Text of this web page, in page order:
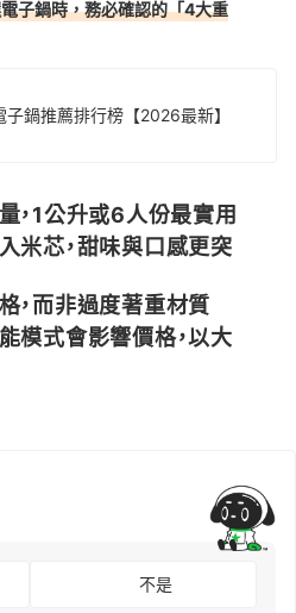
子鍋時，務必確認的「4大重
鍋推薦排行榜【2026最新】
，1公升或6人份最實用
米芯，甜味與口感更突
，而非過度著重材質
模式會影響價格，以大
不是